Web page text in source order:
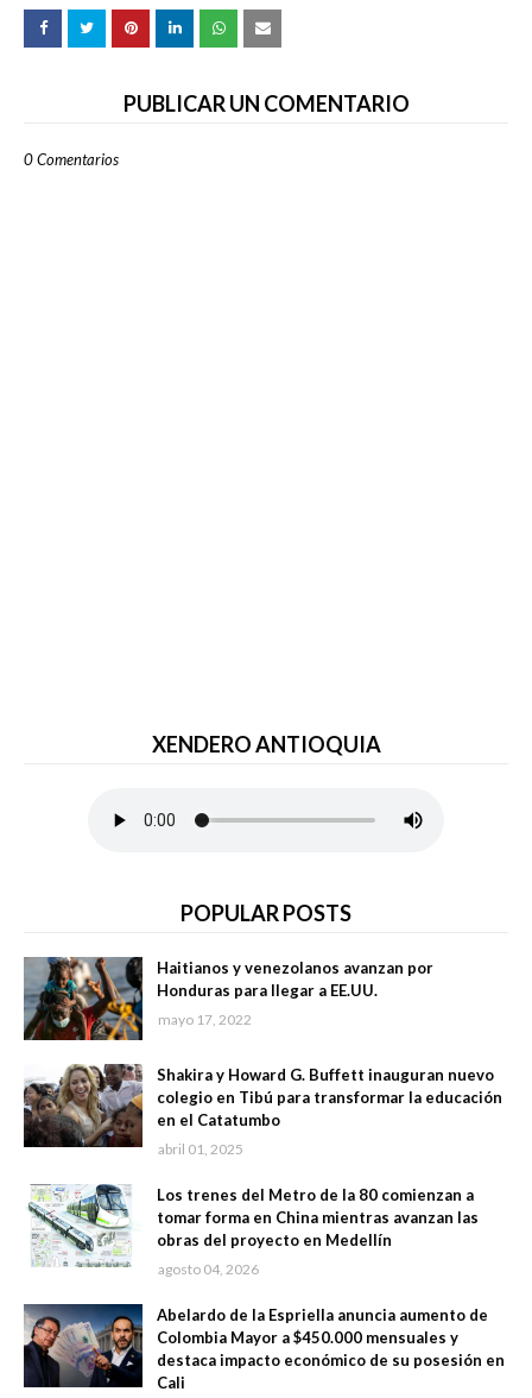
PUBLICAR UN COMENTARIO
0 Comentarios
XENDERO ANTIOQUIA
POPULAR POSTS
Haitianos y venezolanos avanzan por
Honduras para llegar a EE.UU.
mayo 17, 2022
Shakira y Howard G. Buffett inauguran nuevo
colegio en Tibú para transformar la educación
en el Catatumbo
abril 01, 2025
Los trenes del Metro de la 80 comienzan a
tomar forma en China mientras avanzan las
obras del proyecto en Medellín
agosto 04, 2026
Abelardo de la Espriella anuncia aumento de
Colombia Mayor a $450.000 mensuales y
destaca impacto económico de su posesión en
Cali